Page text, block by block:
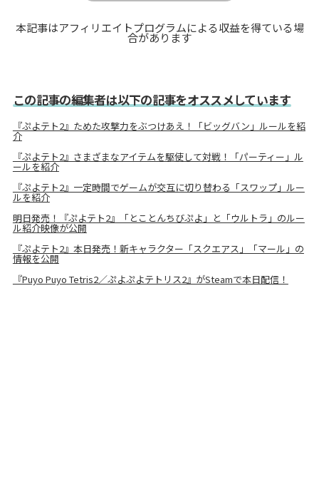
本記事はアフィリエイトプログラムによる収益を得ている場
合があります
この記事の編集者は以下の記事をオススメしています
『ぷよテト2』ためた攻撃力をぶつけあえ！「ビッグバン」ルールを紹
介
『ぷよテト2』さまざまなアイテムを駆使して対戦！「パーティー」ル
ールを紹介
『ぷよテト2』一定時間でゲームが交互に切り替わる「スワップ」ルー
ルを紹介
明日発売！『ぷよテト2』「とことんちびぷよ」と「ウルトラ」のルー
ル紹介映像が公開
『ぷよテト2』本日発売！新キャラクター「スクエアス」「マール」の
情報を公開
『Puyo Puyo Tetris2／ぷよぷよテトリス2』がSteamで本日配信！